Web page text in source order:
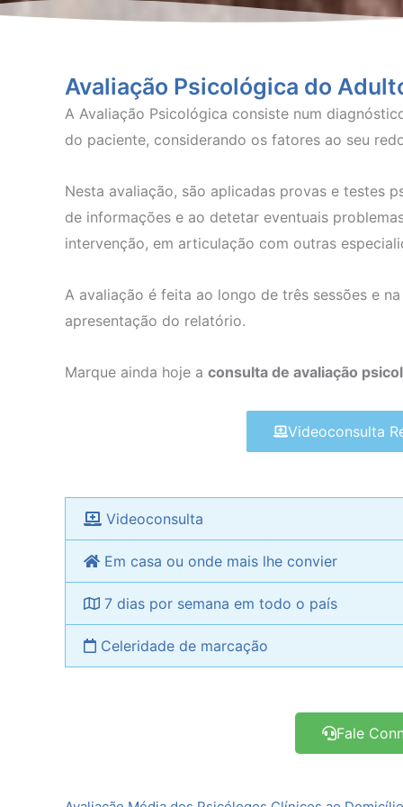
Avaliação Psicológica do
A Avaliação Psicológica consiste num
do paciente, considerando os fatores ao seu
Nesta avaliação, são aplicadas provas e testes
de informações e ao detetar eventuais
intervenção, em articulação com outras
A avaliação é feita ao longo de três sessões e
apresentação do relatório.
Marque ainda hoje a consulta de avaliação
Videoconsulta
Videoconsulta
Em casa ou onde mais lhe convier
7 dias por semana em todo o país
Celeridade de marcação
Fale